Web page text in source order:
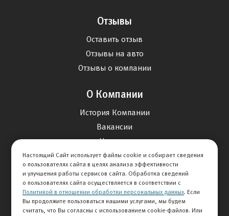
Отзывы
Оставить отзыв
Отзывы на авто
Отзывы о компании
О Компании
История Компании
Вакансии
Новости
Карта сайта
Контакты
Настоящий Сайт использует файлы cookie и собирает сведения
о пользователях сайта в целях анализа эффективности
и улучшения работы сервисов сайта. Обработка сведений
о пользователях сайта осуществляется в соответствии с
Политикой в отношении обработки персональных данных. Если
Вы продолжите пользоваться нашими услугами, мы будем
считать, что Вы согласны с использованием cookie-файлов. Или